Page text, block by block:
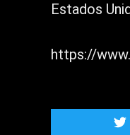
Estados
https://